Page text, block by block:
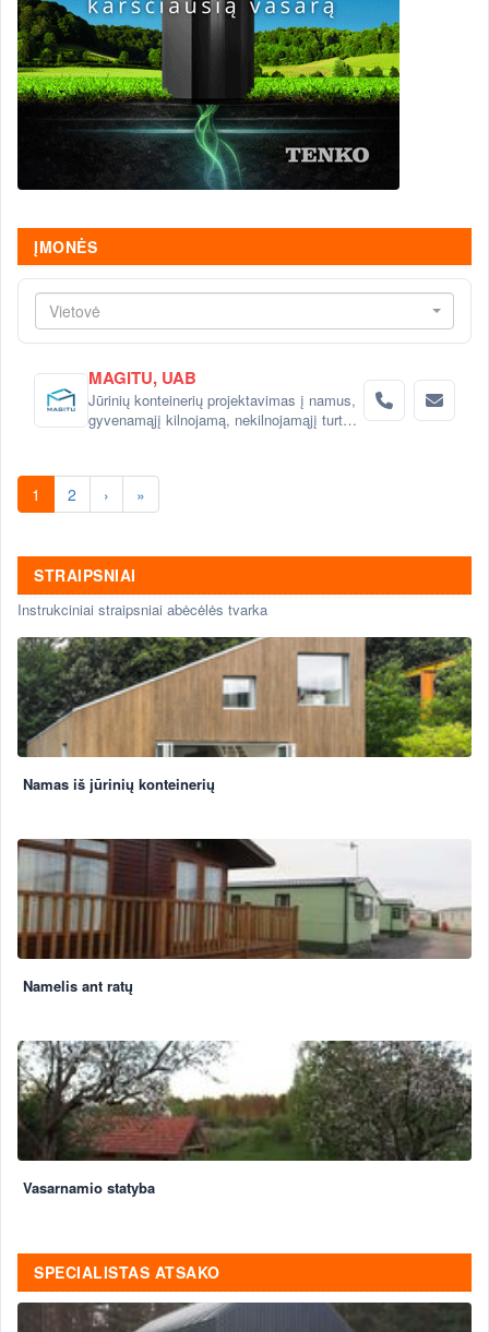
ĮMONĖS
Vietovė
MAGITU, UAB
Jūrinių konteinerių projektavimas į namus,
gyvenamąjį kilnojamą, nekilnojamąjį turtą.
1 2 › »
STRAIPSNIAI
Instrukciniai straipsniai abėcėlės tvarka
Namas iš jūrinių konteinerių
Namelis ant ratų
Vasarnamio statyba
SPECIALISTAS ATSAKO